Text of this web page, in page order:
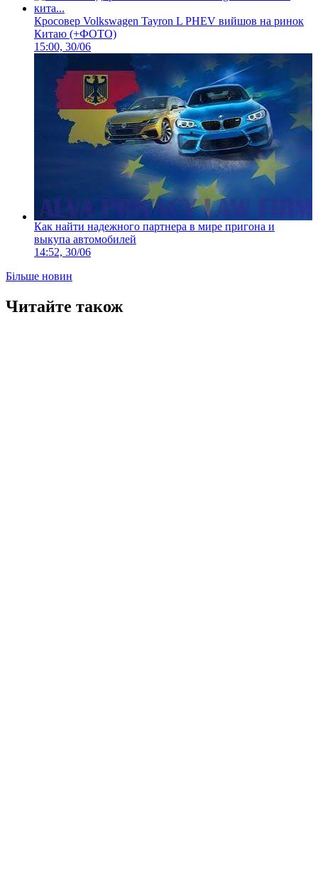
Кросовер Volkswagen Tayron L PHEV вийшов на ринок
Китаю (+ФОТО)
15:00, 30/06
Как найти надежного партнера в мире пригона и
выкупа автомобилей
14:52, 30/06
Більше новин
Читайте також